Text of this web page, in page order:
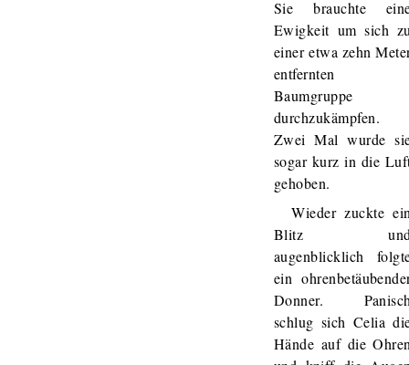
Sie brauchte
Ewigkeit um sich
einer etwa zehn
entfernten
Baumgruppe
durchzukämpfen.
Zwei Mal wurde
sogar kurz in die
gehoben.
Wieder zuckte
Blitz
augenblicklich
ein
Donner.
schlug sich Celia
Hände auf die